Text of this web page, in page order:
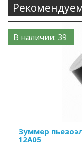
В наличии: 39
Зуммер
12A05